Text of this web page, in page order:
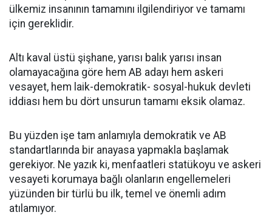
ülkemiz insanının tamamını ilgilendiriyor ve tamamı
için gereklidir.
Altı kaval üstü şişhane, yarısı balık yarısı insan
olamayacağına göre hem AB adayı hem askeri
vesayet, hem laik-demokratik- sosyal-hukuk devleti
iddiası hem bu dört unsurun tamamı eksik olamaz.
Bu yüzden işe tam anlamıyla demokratik ve AB
standartlarında bir anayasa yapmakla başlamak
gerekiyor. Ne yazık ki, menfaatleri statükoyu ve askeri
vesayeti korumaya bağlı olanların engellemeleri
yüzünden bir türlü bu ilk, temel ve önemli adım
atılamıyor.